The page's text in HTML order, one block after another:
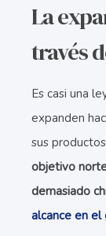
La
través
Es casi una
expanden
sus
objetivo
demasiado
alcance en